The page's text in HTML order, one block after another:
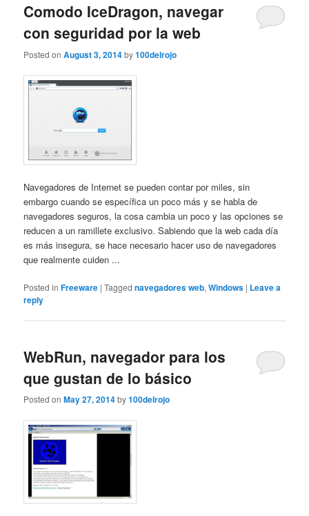
Comodo IceDragon, navegar
con seguridad por la web
Posted onAugust 3, 2014by100delrojo
Navegadores de Internet se pueden contar por miles, sin
embargo cuando se específica un poco más y se habla de
navegadores seguros, la cosa cambia un poco y las opciones se
reducen a un ramillete exclusivo. Sabiendo que la web cada día
es más insegura, se hace necesario hacer uso de navegadores
que realmente cuiden ...
Posted in Freeware |Tagged navegadores web,Windows | Leave a
reply
WebRun, navegador para los
que gustan de lo básico
Posted onMay 27, 2014by100delrojo